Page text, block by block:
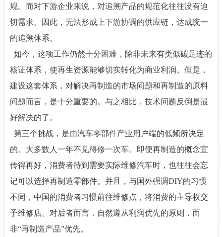
规。而对下游企业来说，对追溯产品的规范化往往没有迫
切需求。因此，无法形成上下游协调的供应链，达成统一
的追溯体系。
如今，这项工作仍然十分困难，除非未来有类似碳足迹的
核证体系，使再生资源能够切实转化为商业利润。但是，
建设这套体系，对解决再制造的市场问题和再制造的原料
问题而言，是十分重要的。与之相比，技术问题反倒是最
好解决的了。
第三个挑战，是由汽车零部件产业用户端的低频所决定
的。大多数人一年不见得修一次车。即便再制造的概念宣
传得再好，消费者待到需要实际维修汽车时，也往往会忘
记可以选择再制造零部件。并且，与国外强调DIY的习惯
不同，中国的消费者习惯前往维修点，将消费的主导权交
予维修店。对后者而言，自然遵从利润优先的原则，而
非“再制造产品”优先。